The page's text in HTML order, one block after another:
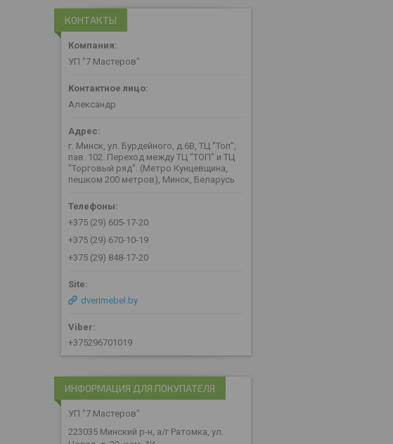
КОНТАКТЫ
УП "7 Мастеров"
Александр
г. Минск, ул. Бурдейного, д.6В, ТЦ "Топ",
пав. 102. Переход между ТЦ "ТОП" и ТЦ
"Торговый ряд". (Метро Кунцевщина,
пешком 200 метров), Минск, Беларусь
+375 (29) 605-17-20
+375 (29) 670-10-19
+375 (29) 848-17-20
dverimebel.by
+375296701019
ИНФОРМАЦИЯ ДЛЯ ПОКУПАТЕЛЯ
УП "7 Мастеров"
223035 Минский р-н, а/г Ратомка, ул.